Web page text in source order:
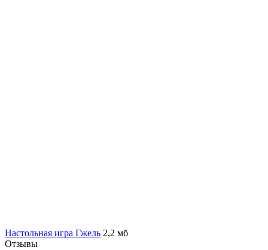
Настольная игра Гжель 2,2 мб
Отзывы